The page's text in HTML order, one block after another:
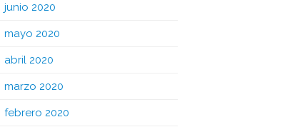
junio 2020
mayo 2020
abril 2020
marzo 2020
febrero 2020